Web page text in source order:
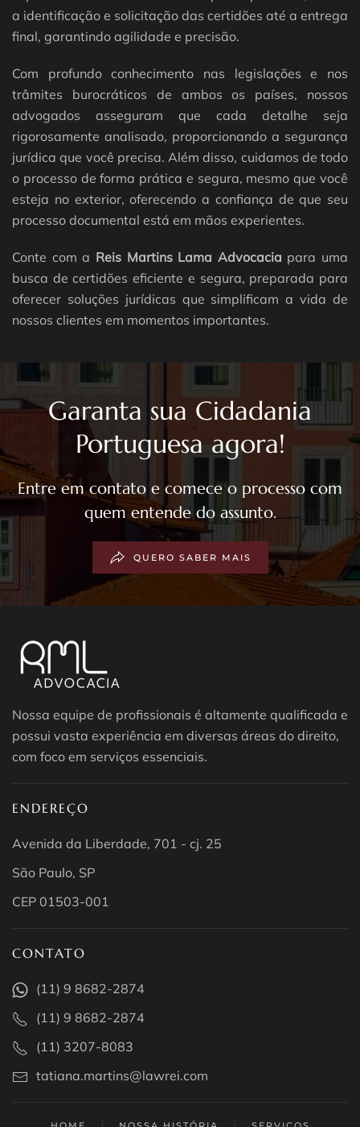
a identificação e solicitação das certidões até a entrega
final, garantindo agilidade e precisão.
Com profundo conhecimento nas legislações e nos
trâmites burocráticos de ambos os países, nossos
advogados asseguram que cada detalhe seja
rigorosamente analisado, proporcionando a segurança
jurídica que você precisa. Além disso, cuidamos de todo
o processo de forma prática e segura, mesmo que você
esteja no exterior, oferecendo a confiança de que seu
processo documental está em mãos experientes.
Conte com a Reis Martins Lama Advocacia para uma
busca de certidões eficiente e segura, preparada para
oferecer soluções jurídicas que simplificam a vida de
nossos clientes em momentos importantes.
Garanta sua Cidadania
Portuguesa agora!
Entre em contato e comece o processo com
quem entende do assunto.
QUERO SABER MAIS
Nossa equipe de profissionais é altamente qualificada e
possui vasta experiência em diversas áreas do direito,
com foco em serviços essenciais.
ENDEREÇO
Avenida da Liberdade, 701 - cj. 25
São Paulo, SP
CEP 01503-001
CONTATO
(11) 9 8682-2874
(11) 9 8682-2874
(11) 3207-8083
tatiana.martins@lawrei.com